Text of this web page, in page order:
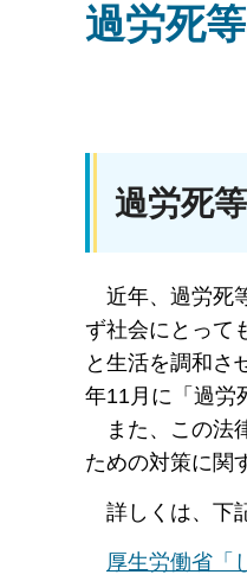
過労死
過労死
近年、過労死
ず社会にとって
と生活を調和さ
年11月に「過労
また、この法
ための対策に関
詳しくは、下
厚生労働省「